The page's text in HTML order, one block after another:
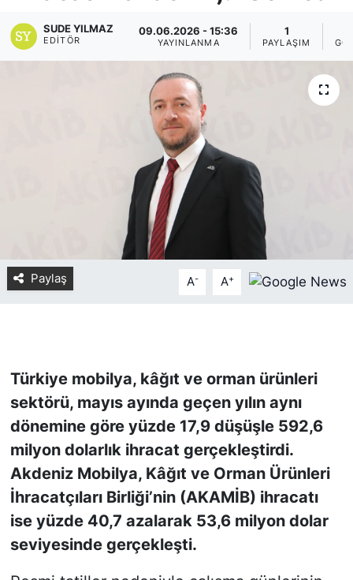
SUDE YILMAZ
EDITÖR
09.06.2026 - 15:36
YAYINLANMA
1
PAYLAŞIM
Paylaş A- A+
Türkiye mobilya, kâğıt ve orman ürünleri
sektörü, mayıs ayında geçen yılın aynı
dönemine göre yüzde 17,9 düşüşle 592,6
milyon dolarlık ihracat gerçekleştirdi.
Akdeniz Mobilya, Kâğıt ve Orman Ürünleri
İhracatçıları Birliği’nin (AKAMİB) ihracatı
ise yüzde 40,7 azalarak 53,6 milyon dolar
seviyesinde gerçekleşti.
Yurt Dışı Fuarlar
KÜLTÜR SANAT
SAVUNMA SANAYİ
FUAR TAKVİMİ
Amerika Fuarları
FUAR RAPORU
KONGRE HABERLERİ
KONGRE TAKVİMİ
RÖPORTAJLAR
BİYOGRAFİLER